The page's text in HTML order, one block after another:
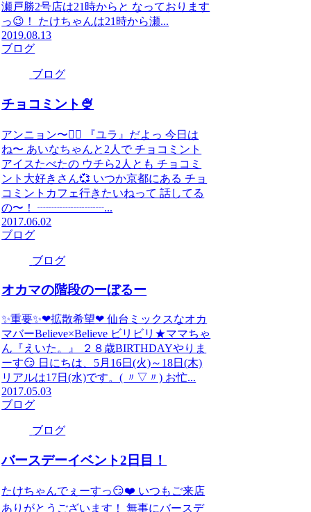
瀬戸勝2号店は21時からと なっております
っ😉！ たけちゃんは21時から瀬...
2019.08.13
ブログ
ブログ
チョコミント🍨
アンニョン〜✋🏻 『ユラ』だよっ 今日は
ね〜 あいなちゃんと2人で チョコミント
アイスたべたの ウチら2人とも チョコミ
ント大好きさん💞 いつか京都にある チョ
コミントカフェ行きたいねって 話してる
の〜！ ┈┈┈┈┈┈...
2017.06.02
ブログ
ブログ
オカマの階段のーぼるー
✨重要✨❤拡散希望❤ 仙台ミックスなオカ
マバーBelieve×Believe ビリビリ★ママちゃ
ん『えいた。』 ２８歳BIRTHDAYやりま
ーす😏 日にちは、5月16日(火)～18日(木)
リアルは17日(水)です。( 〃▽〃) お忙...
2017.05.03
ブログ
ブログ
バースデーイベント2日目！
たけちゃんでぇーすっ😏❤️ いつもご来店
ありがとうございます！ 無事にバースデ